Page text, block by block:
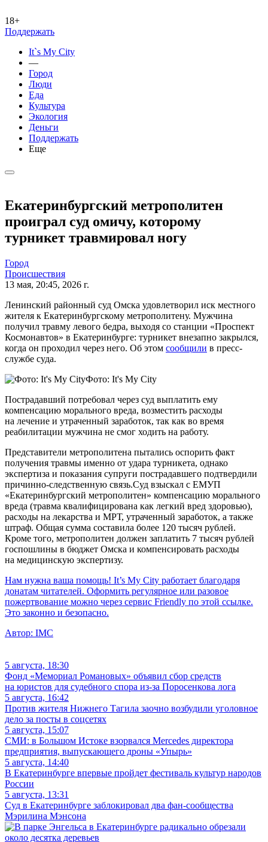
18+
Поддержать
It`s My City
—
Город
Люди
Еда
Культура
Экология
Деньги
Поддержать
Еще
Екатеринбургский метрополитен
проиграл суд омичу, которому
турникет травмировал ногу
Город
Происшествия
13 мая, 20:45, 2026 г.
Ленинский районный суд Омска удовлетворил иск местного
жителя к Екатеринбургскому метрополитену. Мужчина
получил травму левого бедра, выходя со станции «Проспект
Космонавтов» в Екатеринбурге: турникет внезапно закрылся,
когда он проходил через него. Об этом сообщили в пресс-
службе суда.
Фото: It's My City
Пострадавший потребовал через суд выплатить ему
компенсацию морального вреда, возместить расходы
на лечение и утраченный заработок, так как во время
реабилитации мужчина не смог ходить на работу.
Представители метрополитена пытались оспорить факт
получения травмы именно от удара турникета, однако
экспертиза и показания супруги пострадавшего подтвердили
причинно-следственную связь.Суд взыскал с ЕМУП
«Екатеринбургский метрополитен» компенсацию морального
вреда (травма квалифицирована как легкий вред здоровью),
расходы на лекарства и МРТ, утраченный заработок, а также
штраф. Общая сумма составила более 120 тысяч рублей.
Кроме того, метрополитен должен заплатить 7 тысяч рублей
госпошлины в бюджет Омска и компенсировать расходы
на медицинскую экспертизу.
Нам нужна ваша помощь! It’s My City работает благодаря
донатам читателей. Оформить регулярное или разовое
пожертвование можно через сервис Friendly по этой ссылке.
Это законно и безопасно.
Автор: IMC
5 августа, 18:30
Фонд «Мемориал Романовых» объявил сбор средств
на юристов для судебного спора из-за Поросенкова лога
5 августа, 16:42
Против жителя Нижнего Тагила заочно возбудили уголовное
дело за посты в соцсетях
5 августа, 15:07
СМИ: в Большом Истоке взорвался Mercedes директора
предприятия, выпускающего дроны «Упырь»
5 августа, 14:40
В Екатеринбурге впервые пройдет фестиваль культур народов
России
5 августа, 13:31
Суд в Екатеринбурге заблокировал два фан-сообщества
Мэрилина Мэнсона